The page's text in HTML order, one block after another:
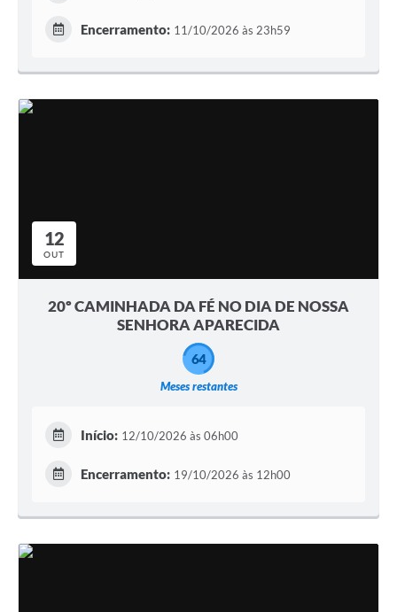
Encerramento: 11/10/2026 às 23h59
12
OUT
20º CAMINHADA DA FÉ NO DIA DE NOSSA
SENHORA APARECIDA
Meses restantes
64
Início: 12/10/2026 às 06h00
Encerramento: 19/10/2026 às 12h00